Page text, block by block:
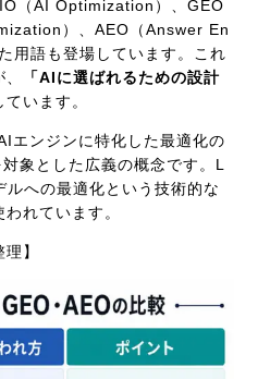
（AI Optimization）、GEO
）、AEO（Answer En
語も登場しています。これ
「AIに選ばれるための設計
ています。
エンジンに特化した最適化の
象とした広義の概念です。L
への最適化という技術的な
れています。
】